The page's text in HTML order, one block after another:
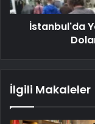
İstanbul'da
İlgili Makaleler